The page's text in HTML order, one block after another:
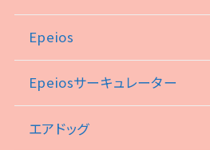
Epeios
Epeiosサーキュレーター
エアドッグ